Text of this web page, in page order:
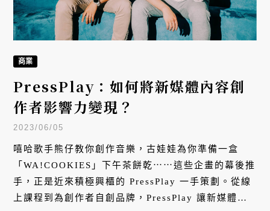
商業
PressPlay：如何將新媒體內容創
作者影響力變現？
2023/06/05
嘻哈歌手熊仔教你創作音樂，古娃娃為你準備一盒
「WA!COOKIES」下午茶餅乾⋯⋯這些企畫的幕後推
手，正是近來積極興櫃的 PressPlay 一手策劃。從線
上課程到為創作者自創品牌，PressPlay 讓新媒體創